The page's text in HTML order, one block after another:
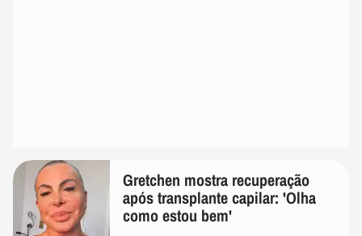
Gretchen mostra recuperação
após transplante capilar: 'Olha
como estou bem'